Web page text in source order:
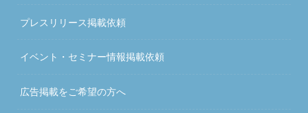
プレスリリース掲載依頼
イベント・セミナー情報掲載依頼
広告掲載をご希望の方へ